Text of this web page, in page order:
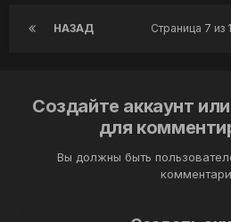
НАЗАД Страница 7 из
Создайте аккаунт
для
Вы должны быть